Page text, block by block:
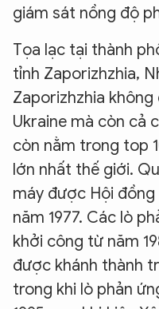
giám sát nồng độ
Tọa lạc tại thành
tỉnh Zaporizhzhia,
Zaporizhzhia
Ukraine mà còn cả
còn nằm trong top
lớn nhất thế giới.
máy được Hội
năm 1977. Các lò
khởi công từ năm
được khánh thành
trong khi lò phản